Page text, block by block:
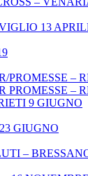
13
–
–
9 GIUGNO
GIUGNO
–